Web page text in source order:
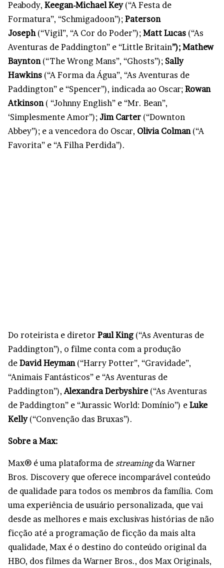
Peabody, Keegan-Michael Key(“A Festa de
Formatura”, “Schmigadoon”); Paterson
Joseph(“Vigil”, “A Cor do Poder”); Matt Lucas (“As
Aventuras de Paddington” e “Little Britain”); Mathew
Baynton(“The Wrong Mans”, “Ghosts”); Sally
Hawkins (“A Forma da Água”, “As Aventuras de
Paddington” e “Spencer”), indicada ao Oscar; Rowan
Atkinson ( “Johnny English” e “Mr. Bean”,
‘Simplesmente Amor”); Jim Carter (“Downton
Abbey”); e a vencedora do Oscar, Olivia Colman(“A
Favorita” e “A Filha Perdida”).
Do roteirista e diretor Paul King (“As Aventuras de
Paddington”), o filme conta com a produção
de David Heyman(“Harry Potter”, “Gravidade”,
“Animais Fantásticos” e “As Aventuras de
Paddington”), Alexandra Derbyshire(“As Aventuras
de Paddington” e “Jurassic World: Domínio”) e Luke
Kelly(“Convenção das Bruxas”).
Sobre a Max:
Max® é uma plataforma de streamingda Warner
Bros. Discovery que oferece incomparável conteúdo
de qualidade para todos os membros da família. Com
uma experiência de usuário personalizada, que vai
desde as melhores e mais exclusivas histórias de não
ficção até a programação de ficção da mais alta
qualidade, Max é o destino do conteúdo original da
HBO, dos filmes da Warner Bros., dos Max Originals,